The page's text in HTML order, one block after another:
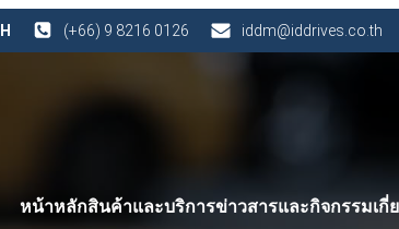
(+66) 9 8216 0126 iddm@iddrives.co.th
หน้าหลักสินค้าและบริการข่าวสารและกิจกรรมเกี่